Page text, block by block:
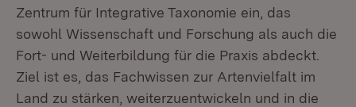
Zentrum für Integrative Taxonomie ein, das
sowohl Wissenschaft und Forschung als auch die
Fort- und Weiterbildung für die Praxis abdeckt.
Ziel ist es, das Fachwissen zur Artenvielfalt im
Land zu stärken, weiterzuentwickeln und in die